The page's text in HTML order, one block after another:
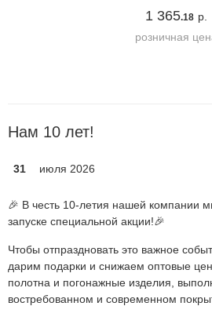
1 365.18 р.
розничная
Нам 10 лет!
31 июля 2026
🎉 В честь 10-летия нашей компании
запуске специальной акции!🎉
Чтобы отпраздновать это важное
дарим подарки и снижаем оптовые
полотна и погонажные изделия,
востребованном и современном